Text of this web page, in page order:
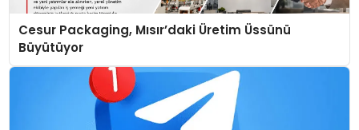
Cesur Packaging, Mısır’daki Üretim Üssünü
Büyütüyor